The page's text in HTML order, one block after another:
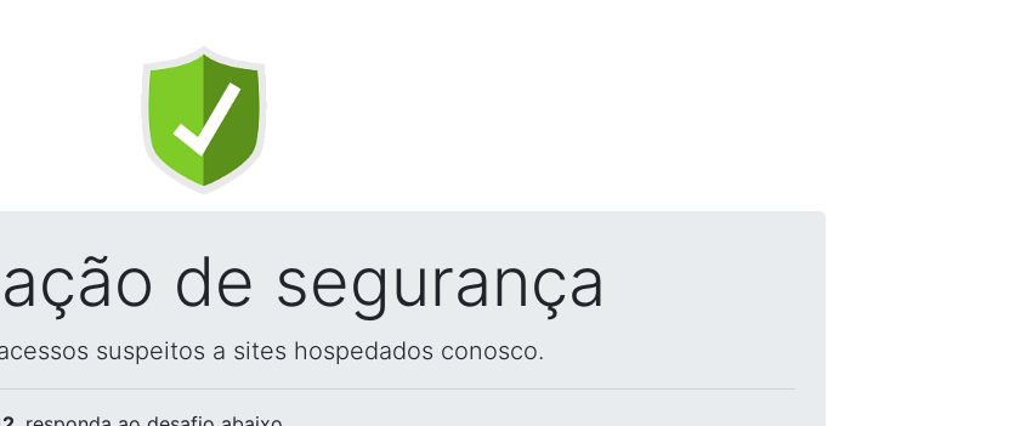
de segurança
suspeitos a sites hospedados conosco.